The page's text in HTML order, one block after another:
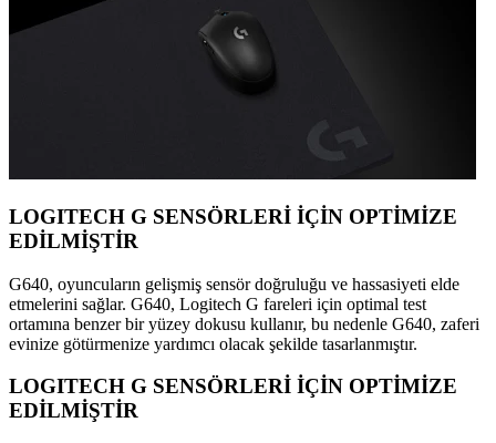
LOGITECH G SENSÖRLERİ İÇİN OPTİMİZE
EDİLMİŞTİR
G640, oyuncuların gelişmiş sensör doğruluğu ve hassasiyeti elde
etmelerini sağlar. G640, Logitech G fareleri için optimal test
ortamına benzer bir yüzey dokusu kullanır, bu nedenle G640, zaferi
evinize götürmenize yardımcı olacak şekilde tasarlanmıştır.
LOGITECH G SENSÖRLERİ İÇİN OPTİMİZE
EDİLMİŞTİR